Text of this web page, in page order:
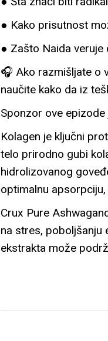
● Kako prisutnost
● Zašto Naida veruje
🎧 Ako razmišljate o
naučite kako da iz
Sponzor ove epizode
Kolagen je ključni
telo prirodno gubi
hidrolizovanog
optimalnu
Crux Pure
na stres, poboljšanju
ekstrakta može